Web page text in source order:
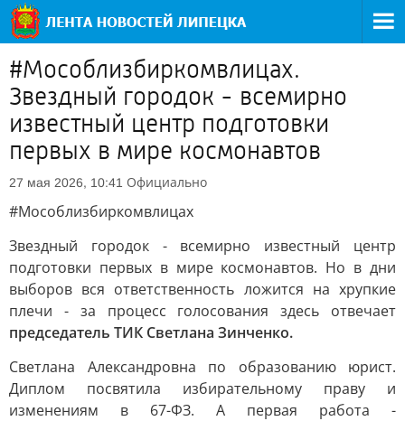
#Мособлизбиркомвлицах.
Звездный городок - всемирно
известный центр подготовки
первых в мире космонавтов
27 мая 2026, 10:41 Официально
#Мособлизбиркомвлицах
Звездный городок - всемирно известный центр
подготовки первых в мире космонавтов. Но в дни
выборов вся ответственность ложится на хрупкие
плечи - за процесс голосования здесь отвечает
председатель ТИК Светлана Зинченко.
Светлана Александровна по образованию юрист.
Диплом посвятила избирательному праву и
изменениям в 67-ФЗ. А первая работа -